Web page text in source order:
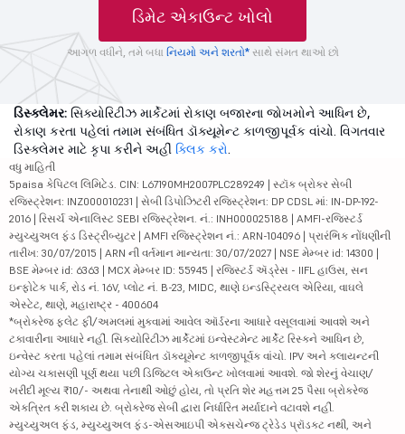
ડિમેટ એકાઉન્ટ ખોલો
આગળ વધીને, તમે બધા નિયમો અને શરતો*સાથે સંમત થાઓ છો
ડિસ્ક્લેમર: સિક્યોરિટીઝ માર્કેટમાં રોકાણ બજારના જોખમોને આધિન છે,
રોકાણ કરતા પહેલાં તમામ સંબંધિત ડૉક્યૂમેન્ટ કાળજીપૂર્વક વાંચો. વિગતવાર
ડિસ્ક્લેમર માટે કૃપા કરીને અહીં ક્લિક કરો.
વધુ માહિતી
5paisa કેપિટલ લિમિટેડ. CIN: L67190MH2007PLC289249 | સ્ટૉક બ્રોકર સેબી
રજિસ્ટ્રેશન: INZ000010231 | સેબી ડિપોઝિટરી રજિસ્ટ્રેશન: DP CDSL માં: IN-DP-192-
2016 | રિસર્ચ એનાલિસ્ટ SEBI રજિસ્ટ્રેશન. નં.: INH000025188 | AMFI-રજિસ્ટર્ડ
મ્યુચ્યુઅલ ફંડ ડિસ્ટ્રીબ્યુટર | AMFI રજિસ્ટ્રેશન નં.: ARN-104096 | પ્રારંભિક નોંધણીની
તારીખ: 30/07/2015 | ARN ની વર્તમાન માન્યતા: 30/07/2027 | NSE મેમ્બર id: 14300 |
BSE મેમ્બર id: 6363 | MCX મેમ્બર ID: 55945 | રજિસ્ટર્ડ ઍડ્રેસ - IIFL હાઉસ, સન
ઇન્ફોટેક પાર્ક, રોડ નં. 16V, પ્લોટ નં. B-23, MIDC, થાણે ઇન્ડસ્ટ્રિયલ એરિયા, વાઘલે
એસ્ટેટ, થાણે, મહારાષ્ટ્ર - 400604
*બ્રોકરેજ ફ્લેટ ફી/અમલમાં મુકવામાં આવેલ ઑર્ડરના આધારે વસૂલવામાં આવશે અને
ટકાવારીના આધારે નહીં. સિક્યોરિટીઝ માર્કેટમાં ઇન્વેસ્ટમેન્ટ માર્કેટ રિસ્કને આધિન છે,
ઇન્વેસ્ટ કરતા પહેલાં તમામ સંબંધિત ડૉક્યૂમેન્ટ કાળજીપૂર્વક વાંચો. IPV અને ક્લાયન્ટની
યોગ્ય ચકાસણી પૂર્ણ થયા પછી ડિજિટલ એકાઉન્ટ ખોલવામાં આવશે. જો શેરનું વેચાણ/
ખરીદી મૂલ્ય ₹10/- અથવા તેનાથી ઓછું હોય, તો પ્રતિ શેર મહત્તમ 25 પૈસા બ્રોકરેજ
એકત્રિત કરી શકાય છે. બ્રોકરેજ સેબી દ્વારા નિર્ધારિત મર્યાદાને વટાવશે નહીં.
મ્યુચ્યુઅલ ફંડ, મ્યુચ્યુઅલ ફંડ-એસઆઇપી એક્સચેન્જ ટ્રેડેડ પ્રૉડક્ટ નથી, અને